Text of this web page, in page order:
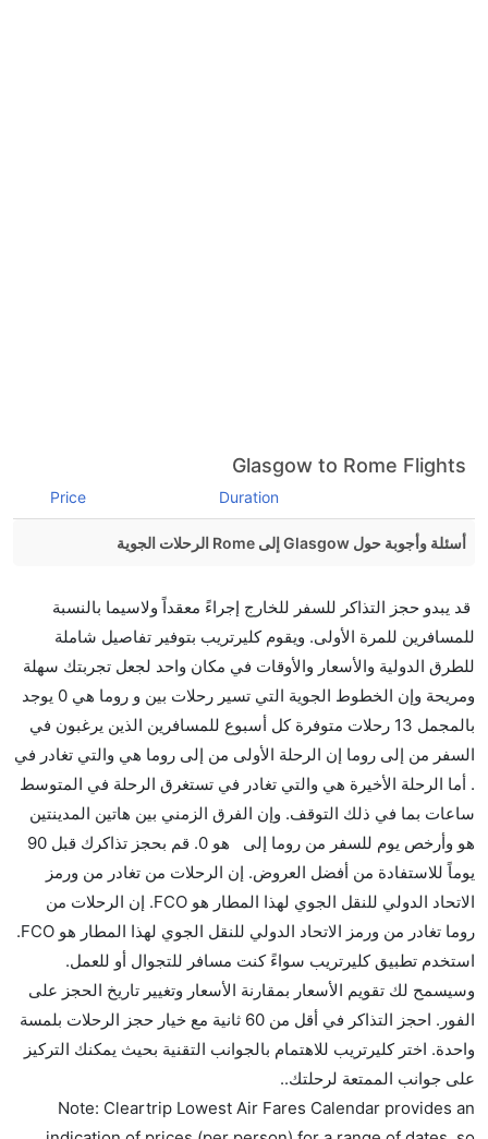
Glasgow to Rome Flights
Duration
Price
أسئلة وأجوبة حول Glasgow إلى Rome الرحلات الجوية
إلىروما مما تستغرقه الخطوط الجوية الأخرى؟
نعم. توفر كل من أسرع رحلات الطيران على هذا الطريق،
هل توفر شركات الطيران مساحة إضافية للنوم؟
كثير من خطوط طيران درجة رجال الأعمال توفر مساحة
إضافية للنوم.
هل يمكنني حمل طعامي الخاص؟
نعم، يمكنك حمل طعامك الخاص، و لكن يجب أن يكون معبئا
بشكل جيد.
هل سيقدم لي الكحول على متن رحلة من إلى روما؟
لا تقدم شركة الطيران الكحول على متن رحلة داخلية. يتم
تقديم الكحول على متن الرحلات الدولية فقط.
ما متوسط أسعار رحلة الدرجة الاقتصادية من إلى روما؟
تتراوح أسعار رحلة الدرجة الاقتصادية من AED 0 إلى AED
هل اختيار إنجاز إجراءات السفر عبر الإنترنت متاح في رحلة
إلى روما؟
قد يبدو حجز التذاكر للسفر للخارج إجراءً معقداً ولاسيما بالنسبة
للمسافرين للمرة الأولى. ويقوم كليرتريب بتوفير تفاصيل شاملة
للطرق الدولية والأسعار والأوقات في مكان واحد لجعل تجربتك سهلة
ومريحة وإن الخطوط الجوية التي تسير رحلات بين و روما هي 0 يوجد
بالمجمل 13 رحلات متوفرة كل أسبوع للمسافرين الذين يرغبون في
السفر من إلى روما إن الرحلة الأولى من إلى روما هي والتي تغادر في
. أما الرحلة الأخيرة هي والتي تغادر في تستغرق الرحلة في المتوسط
ساعات بما في ذلك التوقف. وإن الفرق الزمني بين هاتين المدينتين
هو وأرخص يوم للسفر من روما إلى هو 0. قم بحجز تذاكرك قبل 90
يوماً للاستفادة من أفضل العروض. إن الرحلات من تغادر من ورمز
الاتحاد الدولي للنقل الجوي لهذا المطار هو FCO. إن الرحلات من
روما تغادر من ورمز الاتحاد الدولي للنقل الجوي لهذا المطار هو FCO.
استخدم تطبيق كليرتريب سواءً كنت مسافر للتجوال أو للعمل.
وسيسمح لك تقويم الأسعار بمقارنة الأسعار وتغيير تاريخ الحجز على
الفور. احجز التذاكر في أقل من 60 ثانية مع خيار حجز الرحلات بلمسة
واحدة. اختر كليرتريب للاهتمام بالجوانب التقنية بحيث يمكنك التركيز
على جوانب الممتعة لرحلتك..
Note: Cleartrip Lowest Air Fares Calendar provides an